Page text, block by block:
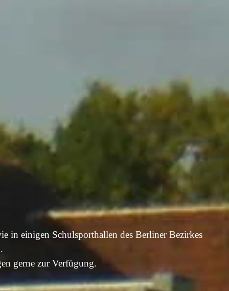
in einigen Schulsporthallen des Berliner Bezirkes
gerne zur Verfügung.